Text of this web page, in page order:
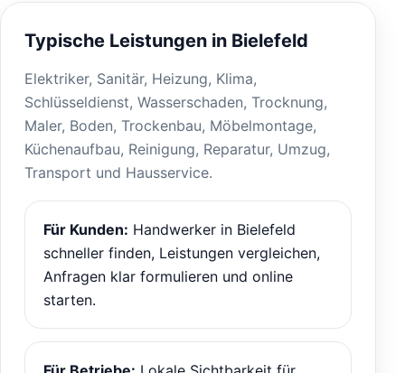
Typische Leistungen in Bielefeld
Elektriker, Sanitär, Heizung, Klima,
Schlüsseldienst, Wasserschaden, Trocknung,
Maler, Boden, Trockenbau, Möbelmontage,
Küchenaufbau, Reinigung, Reparatur, Umzug,
Transport und Hausservice.
Für Kunden: Handwerker in Bielefeld
schneller finden, Leistungen vergleichen,
Anfragen klar formulieren und online
starten.